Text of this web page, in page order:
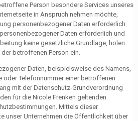
Person besondere Services unseres
in Anspruch nehmen möchte,
personenbezogener Daten erforderlich
Daten erforderlich und
keine gesetzliche Grundlage, holen
betroffenen Person ein.
Daten, beispielsweise des Namens,
oder Telefonnummer einer betroffenen
mit der Datenschutz-Grundverordnung
für die Nicole Frenken geltenden
Mittels dieser
unser Unternehmen die Öffentlichkeit über